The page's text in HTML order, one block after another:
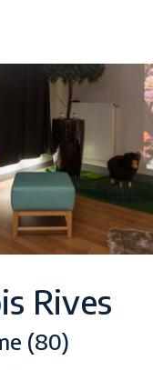
Rives
(80)